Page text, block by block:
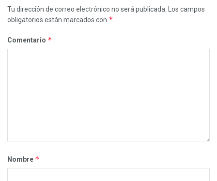
Tu dirección de correo electrónico no será publicada.
Los campos
obligatorios están marcados con *
Comentario *
Nombre *